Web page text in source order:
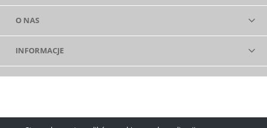
O NAS
INFORMACJE